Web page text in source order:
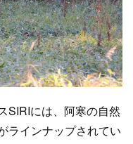
SIRIには、阿寒の自然
ラインナップされてい